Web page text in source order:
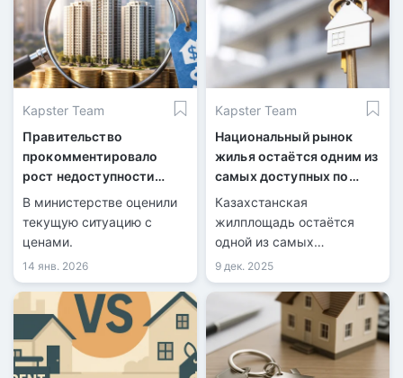
Kapster Team
Правительство
прокомментировало
рост недоступности
жилья
В министерстве оценили
текущую ситуацию с
ценами.
14 янв. 2026
Kapster Team
Национальный рынок
жилья остаётся одним из
самых доступных по
сравнению с мировым
Казахстанская
жилплощадь остаётся
одной из самых
доступных.
9 дек. 2025